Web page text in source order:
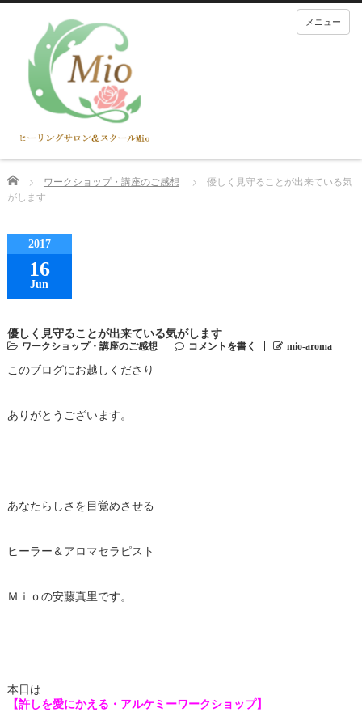
メニュー
Home ワークショップ・講座のご感想
優しく見守ることが出来ている気
がします
2017
16
Jun
優しく見守ることが出来ている気がします
ワークショップ・講座のご感想 コメントを書く mio-aroma
このブログにお越しくださり
ありがとうございます。
あなたらしさを目覚めさせる
ヒーラー＆アロマセラピスト
Ｍｉｏの安藤真里です。
本日は
【許しを愛にかえる・アルケミーワークショップ】